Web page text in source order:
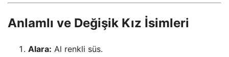
Anlamlı ve Değişik Kız İsimleri
Alara: Al renkli süs.